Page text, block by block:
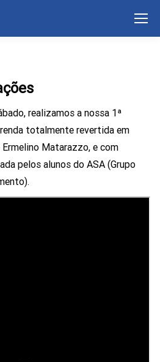
realizamos a nossa 1ª
totalmente revertida em
Matarazzo, e com
pelos alunos do ASA (Grupo